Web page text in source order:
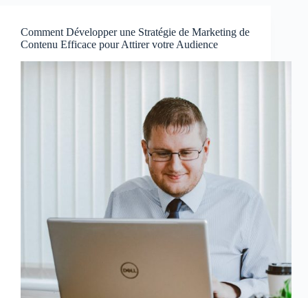
Comment Développer une Stratégie de Marketing de
Contenu Efficace pour Attirer votre Audience